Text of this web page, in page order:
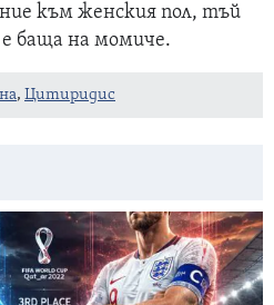
към женския пол, тъй
баща на момиче.
, Цитиридис